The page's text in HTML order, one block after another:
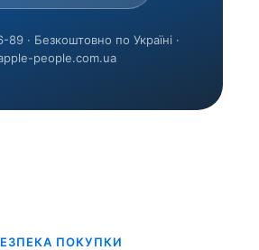
· Безкоштовно по Україні ·
people.com.ua
ПОКУПКИ